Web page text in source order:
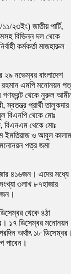
২৩ইং) জাতীয় পার্টি,
বিভিন্ন দল থেকে
কর্মকর্তা মাজহারুল
২৯ নভেম্বর বাংলাদেশ
রহমান এমপি মনোনয়ন
থেকে নুরুল
স্বতন্ত্র প্রার্থী তালুকদার
বিএনপি থেকে মোঃ
বিএনএম থেকে মোঃ
ইমতিয়াজ ও আবুল কালাম
মনোনয়ন পত্র জমা
৪১৬জন। এদের মধ্যে
৩লাখ ৮৭হাজার
থেকে ৪ঠা
১৭ ডিসেম্বর মনোনয়ন
অর্থাৎ ১৮
পাবেন।